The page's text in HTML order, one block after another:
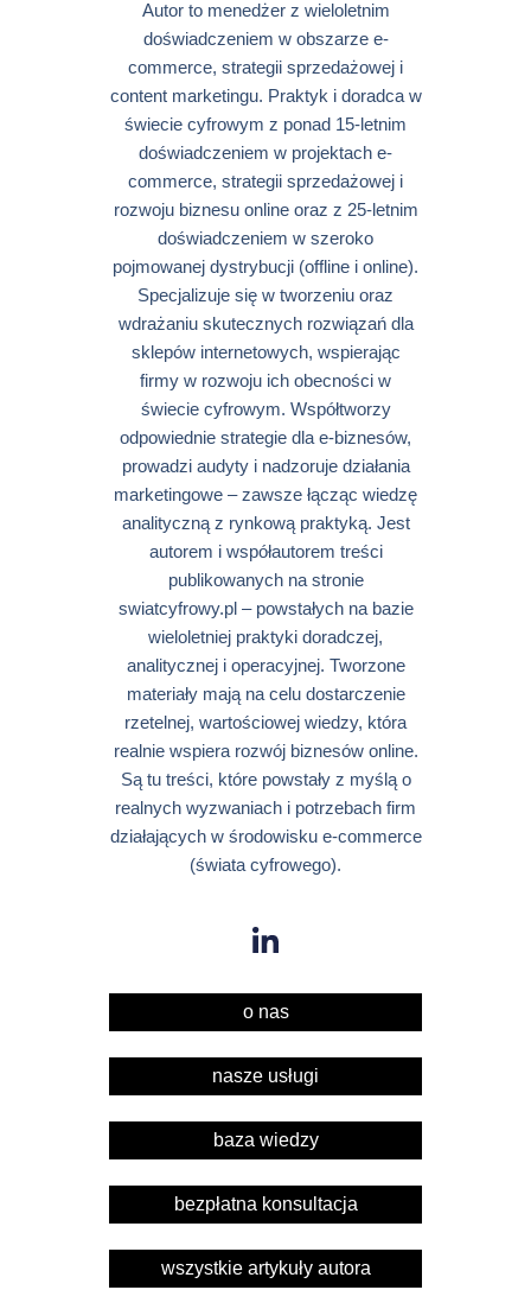
Autor to menedżer z wieloletnim
doświadczeniem w obszarze e-
commerce, strategii sprzedażowej i
content marketingu. Praktyk i doradca w
świecie cyfrowym z ponad 15-letnim
doświadczeniem w projektach e-
commerce, strategii sprzedażowej i
rozwoju biznesu online oraz z 25-letnim
doświadczeniem w szeroko
pojmowanej dystrybucji (offline i online).
Specjalizuje się w tworzeniu oraz
wdrażaniu skutecznych rozwiązań dla
sklepów internetowych, wspierając
firmy w rozwoju ich obecności w
świecie cyfrowym. Współtworzy
odpowiednie strategie dla e-biznesów,
prowadzi audyty i nadzoruje działania
marketingowe – zawsze łącząc wiedzę
analityczną z rynkową praktyką. Jest
autorem i współautorem treści
publikowanych na stronie
swiatcyfrowy.pl – powstałych na bazie
wieloletniej praktyki doradczej,
analitycznej i operacyjnej. Tworzone
materiały mają na celu dostarczenie
rzetelnej, wartościowej wiedzy, która
realnie wspiera rozwój biznesów online.
Są tu treści, które powstały z myślą o
realnych wyzwaniach i potrzebach firm
działających w środowisku e-commerce
(świata cyfrowego).
o nas
nasze usługi
baza wiedzy
bezpłatna konsultacja
wszystkie artykuły autora